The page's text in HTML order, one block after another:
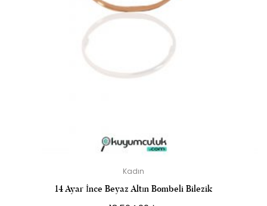
Kadın
14 Ayar İnce Beyaz Altın Bombeli Bilezik